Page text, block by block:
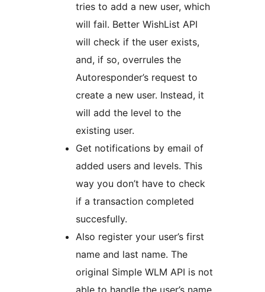
tries to add a new user, which
will fail. Better WishList API
will check if the user exists,
and, if so, overrules the
Autoresponder’s request to
create a new user. Instead, it
will add the level to the
existing user.
Get notifications by email of
added users and levels. This
way you don’t have to check
if a transaction completed
succesfully.
Also register your user’s first
name and last name. The
original Simple WLM API is not